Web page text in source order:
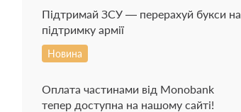
Підтримай ЗСУ — перерахуй букси на
підтримку армії
Новина
Оплата частинами від Monobank
тепер доступна на нашому сайті!